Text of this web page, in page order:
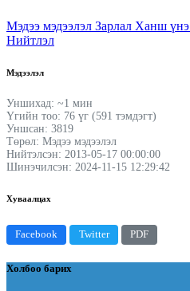
Мэдээ мэдээлэл Зарлал Ханш үнэ
Нийтлэл
Мэдээлэл
Уншихад: ~1 мин
Үгийн тоо: 76 үг (591 тэмдэгт)
Уншсан: 3819
Төрөл: Мэдээ мэдээлэл
Нийтэлсэн: 2013-05-17 00:00:00
Шинэчилсэн: 2024-11-15 12:29:42
Хуваалцах
Facebook Twitter PDF
Холбоо барих